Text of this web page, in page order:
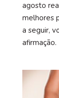
agosto
melhores
a seguir,
afirmação.